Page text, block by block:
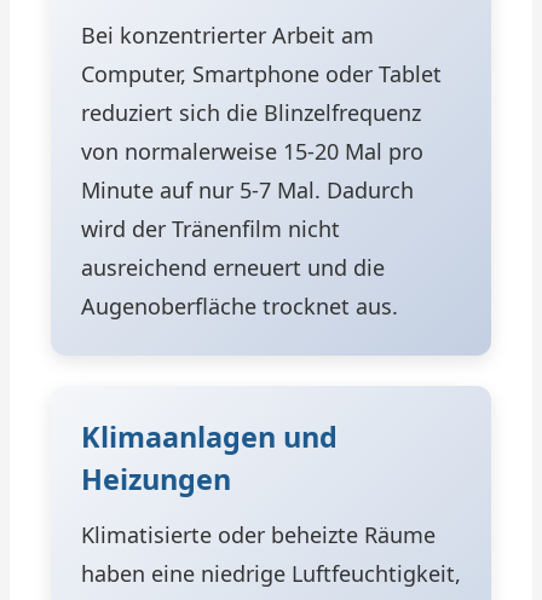
Bei konzentrierter Arbeit am
Computer, Smartphone oder Tablet
reduziert sich die Blinzelfrequenz
von normalerweise 15-20 Mal pro
Minute auf nur 5-7 Mal. Dadurch
wird der Tränenfilm nicht
ausreichend erneuert und die
Augenoberfläche trocknet aus.
Klimaanlagen und
Heizungen
Klimatisierte oder beheizte Räume
haben eine niedrige Luftfeuchtigkeit,